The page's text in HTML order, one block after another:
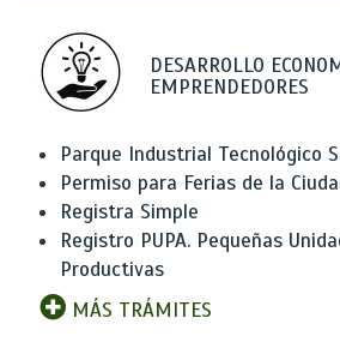
DESARROLLO
EMPRENDEDORES
Parque Industrial Tecnológico
Permiso para Ferias de la
Registra Simple
Registro PUPA. Pequeñas
Productivas
MÁS TRÁMITES